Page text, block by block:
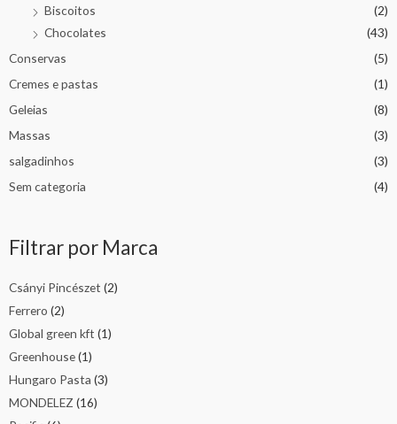
Biscoitos
(2)
Chocolates
(43)
Conservas
(5)
Cremes e pastas
(1)
Geleias
(8)
Massas
(3)
salgadinhos
(3)
Sem categoria
(4)
Filtrar por Marca
Csányi Pincészet (2)
Ferrero (2)
Global green kft (1)
Greenhouse(1)
Hungaro Pasta (3)
MONDELEZ (16)